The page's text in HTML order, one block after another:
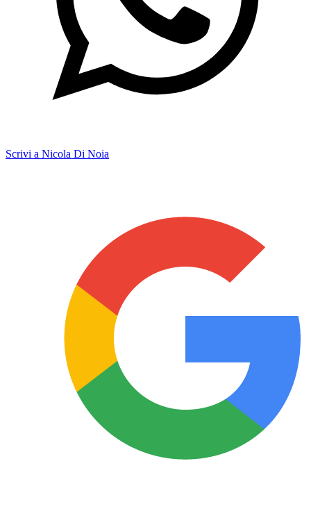
Scrivi a Nicola Di Noia